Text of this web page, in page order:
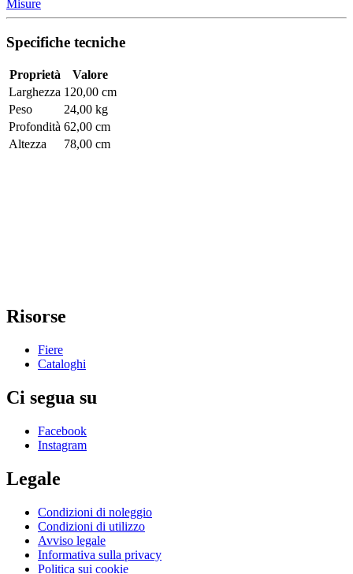
Misure
Specifiche tecniche
Proprietà
Valore
Larghezza 120,00 cm
Peso
24,00 kg
Profondità 62,00 cm
Altezza
78,00 cm
Risorse
Fiere
Cataloghi
Ci segua su
Facebook
Instagram
Legale
Condizioni di noleggio
Condizioni di utilizzo
Avviso legale
Informativa sulla privacy
Politica sui cookie